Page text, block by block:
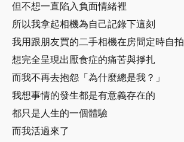
但不想一直陷入負面情緒裡
所以我拿起相機為自己記錄下這刻
我用跟朋友買的二手相機在房間定時自拍
想完全呈現出厭食症的痛苦與掙扎
而我不再去抱怨「為什麼總是我？」
我想事情的發生都是有意義存在的
都只是人生的一個體驗
而我活過來了